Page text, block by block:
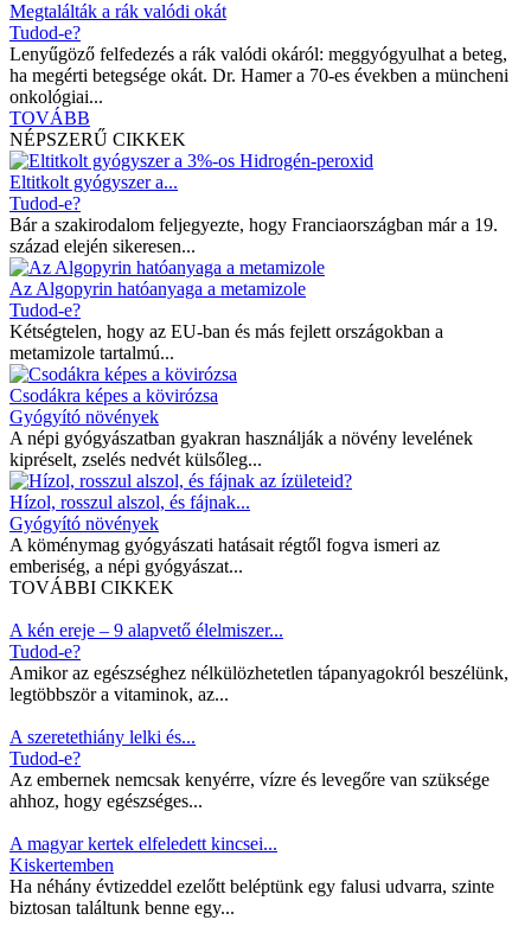
Megtalálták a rák valódi okát
Tudod-e?
Lenyűgöző felfedezés a rák valódi okáról: meggyógyulhat a beteg,
ha megérti betegsége okát. Dr. Hamer a 70-es években a müncheni
onkológiai...
TOVÁBB
NÉPSZERŰ CIKKEK
Eltitkolt gyógyszer a...
Tudod-e?
Bár a szakirodalom feljegyezte, hogy Franciaországban már a 19.
század elején sikeresen...
Az Algopyrin hatóanyaga a metamizole
Tudod-e?
Kétségtelen, hogy az EU-ban és más fejlett országokban a
metamizole tartalmú...
Csodákra képes a kövirózsa
Gyógyító növények
A népi gyógyászatban gyakran használják a növény levelének
kipréselt, zselés nedvét külsőleg...
Hízol, rosszul alszol, és fájnak...
Gyógyító növények
A köménymag gyógyászati hatásait régtől fogva ismeri az
emberiség, a népi gyógyászat...
TOVÁBBI CIKKEK
A kén ereje – 9 alapvető élelmiszer...
Tudod-e?
Amikor az egészséghez nélkülözhetetlen tápanyagokról beszélünk,
legtöbbször a vitaminok, az...
A szeretethiány lelki és...
Tudod-e?
Az embernek nemcsak kenyérre, vízre és levegőre van szüksége
ahhoz, hogy egészséges...
A magyar kertek elfeledett kincsei...
Kiskertemben
Ha néhány évtizeddel ezelőtt beléptünk egy falusi udvarra, szinte
biztosan találtunk benne egy...